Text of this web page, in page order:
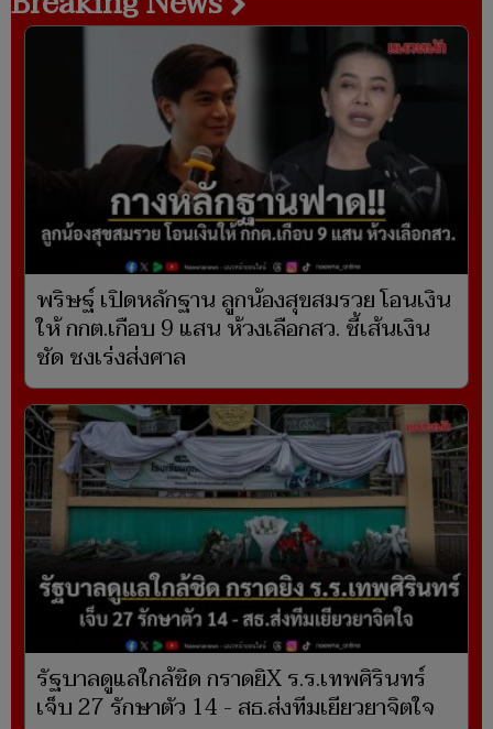
พริษฐ์ เปิดหลักฐาน ลูกน้องสุขสมรวย โอนเงิน
ให้ กกต.เกือบ 9 แสน ห้วงเลือกสว. ชี้เส้นเงิน
ชัด ชงเร่งส่งศาล
รัฐบาลดูแลใกล้ชิด กราดยิX ร.ร.เทพศิรินทร์
เจ็บ 27 รักษาตัว 14 - สธ.ส่งทีมเยียวยาจิตใจ